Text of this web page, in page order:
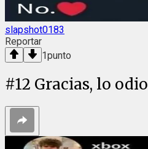
slapshot0183
Reportar
1punto
#12 Gracias, lo odio